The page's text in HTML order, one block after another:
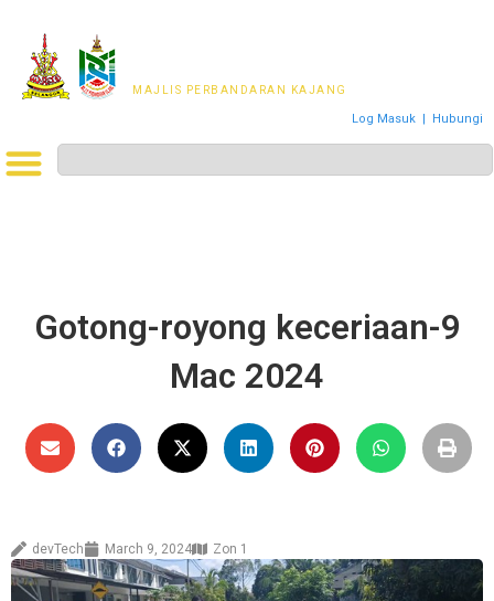
MAJLIS PERBANDARAN KAJANG
Log Masuk | Hubungi
Gotong-royong keceriaan-9
Mac 2024
devTech March 9, 2024 Zon 1